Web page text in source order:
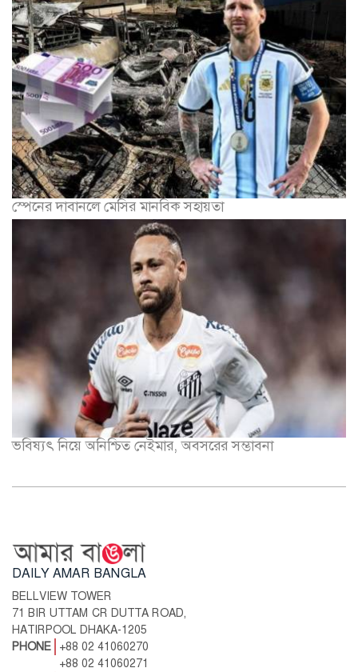
স্পেনের দাবানলে মেসির মানবিক সহায়তা
ভবিষ্যৎ নিয়ে অনিশ্চিত নেইমার, অবসরের সম্ভাবনা
DAILY AMAR BANGLA
BELLVIEW TOWER
71 BIR UTTAM CR DUTTA ROAD,
HATIRPOOL DHAKA-1205
PHONE
+88 02 41060270
+88 02 41060271